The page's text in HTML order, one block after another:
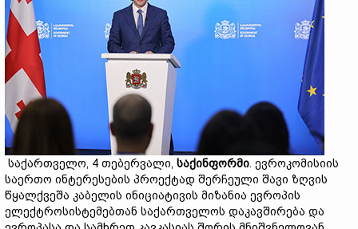
საქართველო, 4 თებერვალი, საქინფორმი. ევროკომისიის
საერთო ინტერესების პროექტად შერჩეული შავი ზღვის
წყალქვეშა კაბელის ინიციატივის მიზანია ევროპის
ელექტროსისტემებთან საქართველოს დაკავშირება და